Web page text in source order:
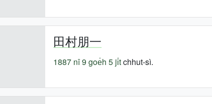
田村朋一
1887 nî9 goe̍h 5 ji̍tchhut-sì.